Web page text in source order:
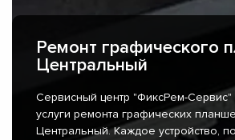
Ремонт графического
Центральный
Сервисный центр "ФиксРем-Сервис"
услуги ремонта графических
Центральный. Каждое устройство,